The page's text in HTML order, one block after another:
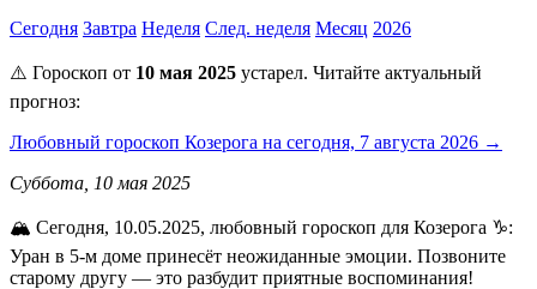
Сегодня Завтра Неделя След. неделя Месяц 2026
⚠️ Гороскоп от 10 мая 2025 устарел. Читайте актуальный
прогноз:
Любовный гороскоп Козерога на сегодня, 7 августа 2026 →
Суббота, 10 мая 2025
🏔️ Сегодня, 10.05.2025, любовный гороскоп для Козерога ♑:
Уран в 5-м доме принесёт неожиданные эмоции. Позвоните
старому другу — это разбудит приятные воспоминания!